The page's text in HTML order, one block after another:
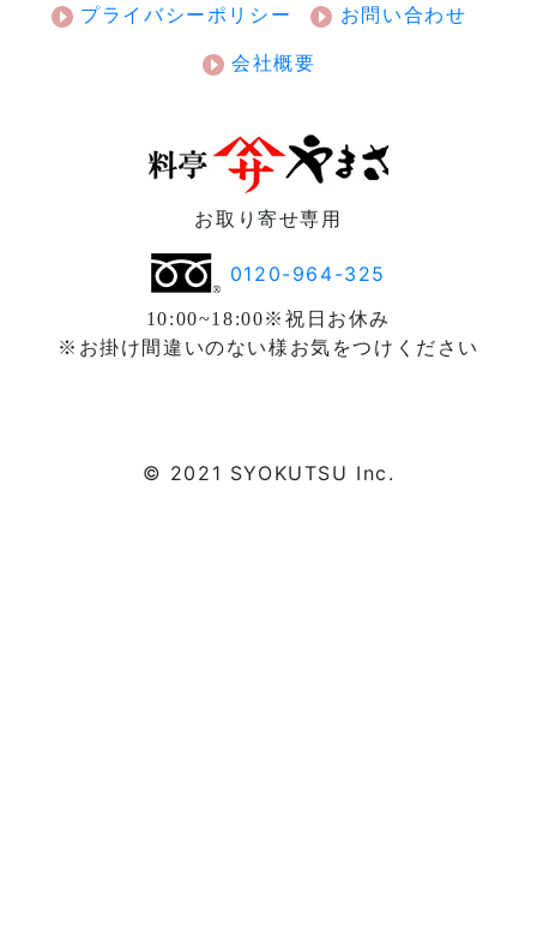
プライバシーポリシー
お問い合わせ
会社概要
お取り寄せ専用
0120-964-325
10:00~18:00※祝日お休み
※お掛け間違いのない様お気をつけください
© 2021 SYOKUTSU Inc.